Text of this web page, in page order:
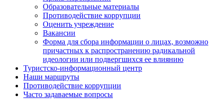
Образовательные материалы
Противодействие коррупции
Оценить учреждение
Вакансии
Форма для сбора информации о лицах, возможно
причастных к распространению радикальной
идеологии или подвергшихся ее влиянию
Туристско-информационный центр
Наши маршруты
Противодействие коррупции
Часто задаваемые вопросы